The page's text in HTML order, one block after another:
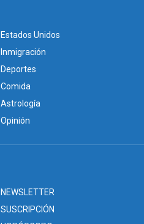
Estados Unidos
Inmigración
Deportes
Comida
Astrología
Opinión
NEWSLETTER
SUSCRIPCIÓN